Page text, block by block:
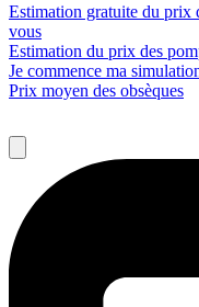
Estimation gratuite du prix
vous
Estimation du prix des
Je commence ma
Prix moyen des obsèques